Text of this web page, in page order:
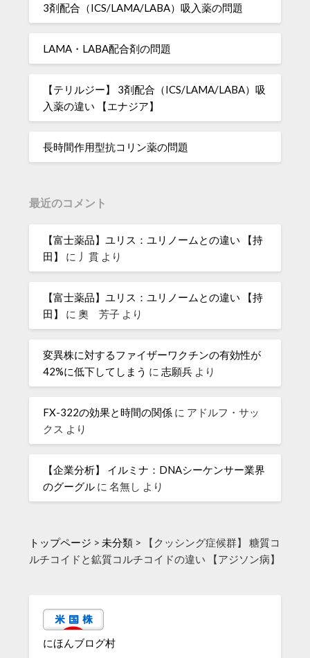
3剤配合（ICS/LAMA/LABA）吸入薬の問題
LAMA・LABA配合剤の問題
【テリルジー】 3剤配合（ICS/LAMA/LABA）吸
入薬の違い 【エナジア】
長時間作用型抗コリン薬の問題
最近のコメント
【富士薬品】ユリス：ユリノームとの違い 【持
田】
に 丿貫 より
【富士薬品】ユリス：ユリノームとの違い 【持
田】
に奧 芳子 より
変異株に対するファイザーワクチンの有効性が
42%に低下してしまう に志願兵 より
FX-322の効果と時間の関係 に アドルフ・サッ
クス
より
【企業分析】 イルミナ：DNAシーケンサー業界
のグーグル に 名無し より
トップページ >未分類 >
【クッシング症候群】 糖質コ
ルチコイドと鉱質コルチコイドの違い 【アジソン病】
にほんブログ村